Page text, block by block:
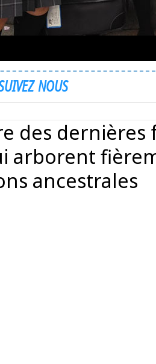
NOUS
des dernières
arborent
ancestrales